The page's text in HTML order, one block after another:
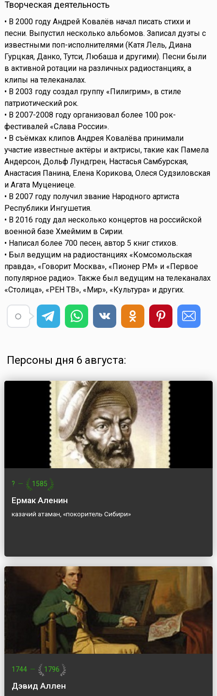
Творческая деятельность
• В 2000 году Андрей Ковалёв начал писать стихи и
песни. Выпустил несколько альбомов. Записал дуэты с
известными поп-исполнителями (Катя Лель, Диана
Гурцкая, Данко, Тутси, Любаша и другими). Песни были
в активной ротации на различных радиостанциях, а
клипы на телеканалах.
• В 2003 году создал группу «Пилигрим», в стиле
патриотический рок.
• В 2007-2008 году организовал более 100 рок-
фестивалей «Слава России».
• В съёмках клипов Андрея Ковалёва принимали
участие известные актёры и актрисы, такие как Памела
Андерсон, Дольф Лундгрен, Настасья Самбурская,
Анастасия Панина, Елена Корикова, Олеся Судзиловская
и Агата Муцениеце.
• В 2007 году получил звание Народного артиста
Республики Ингушетия.
• В 2016 году дал несколько концертов на российской
военной базе Хмеймим в Сирии.
• Написал более 700 песен, автор 5 книг стихов.
• Был ведущим на радиостанциях «Комсомольская
правда», «Говорит Москва», «Пионер РМ» и «Первое
популярное радио». Также был ведущим на телеканалах
«Столица», «РЕН ТВ», «Мир», «Культура» и других.
Персоны дня 6 августа:
? — 1585
Ермак Аленин
казачий атаман, «покоритель Сибири»
1744 — 1796
Дэвид Аллен